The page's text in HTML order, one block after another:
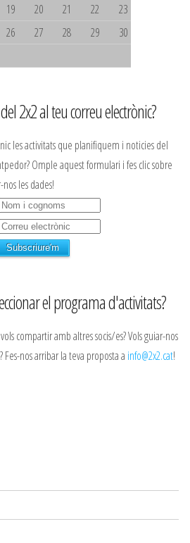
19 20 21 22
23
26 27 28 29
30
2x2 al teu correu electrònic?
les activitats que planifiquem i noticies del
Omple aquest formulari i fes clic sobre
les dades!
el programa d'activitats?
compartir amb altres socis/es? Vols guiar-nos
nos arribar la teva proposta a info@2x2.cat!